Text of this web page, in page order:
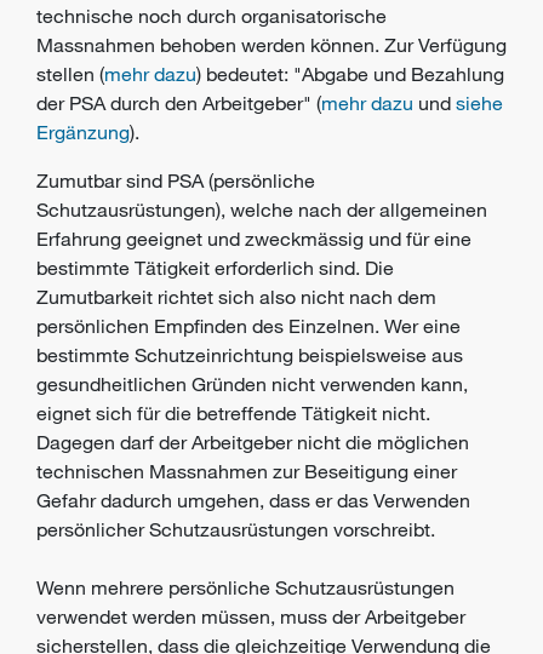
technische noch durch organisatorische
Massnahmen behoben werden können. Zur Verfügung
stellen (mehr dazu) bedeutet: "Abgabe und Bezahlung
der PSA durch den Arbeitgeber" (mehr dazu und siehe
Ergänzung).
Zumutbar sind PSA(persönliche
Schutzausrüstungen), welche nach der allgemeinen
Erfahrung geeignet und zweckmässig und für eine
bestimmte Tätigkeit erforderlich sind. Die
Zumutbarkeit richtet sich also nicht nach dem
persönlichen Empfinden des Einzelnen. Wer eine
bestimmte Schutzeinrichtung beispielsweise aus
gesundheitlichen Gründen nicht verwenden kann,
eignet sich für die betreffende Tätigkeit nicht.
Dagegen darf der Arbeitgeber nicht die möglichen
technischen Massnahmen zur Beseitigung einer
Gefahrdadurch umgehen, dass er das Verwenden
persönlicher Schutzausrüstungen vorschreibt.
Wenn mehrere persönliche Schutzausrüstungen
verwendet werden müssen, muss der Arbeitgeber
sicherstellen, dass die gleichzeitige Verwendung die